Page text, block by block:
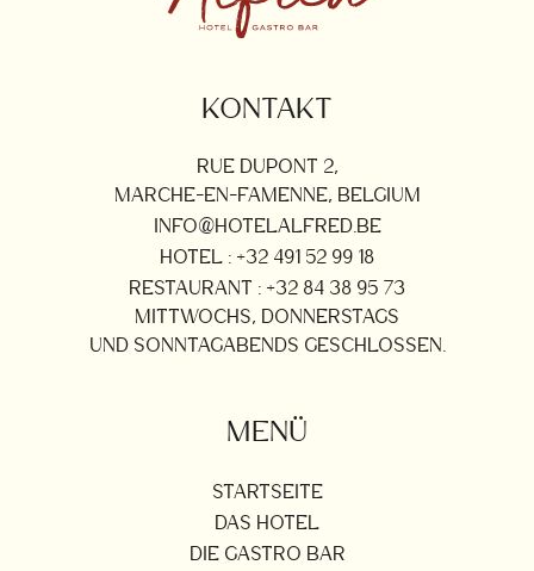
KONTAKT
RUE DUPONT 2,
MARCHE-EN-FAMENNE, BELGIUM
INFO@HOTELALFRED.BE
HOTEL : +32 491 52 99 18
RESTAURANT : +32 84 38 95 73
MITTWOCHS, DONNERSTAGS
UND SONNTAGABENDS GESCHLOSSEN.
MENÜ
STARTSEITE
DAS HOTEL
DIE GASTRO BAR